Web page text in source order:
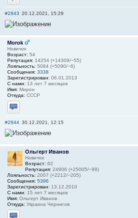
Отправить личное сообщение
#2843 20.12.2021, 15:29
Morok
Новичок
Возраст: 54
Репутация: 14254 (+14309/−55)
Лояльность: 5084 (+5090/−6)
Сообщения: 3338
Зарегистрирован: 06.01.2013
С нами: 13 лет 7 месяцев
Имя: Мирон
Откуда: СССР
Отправить личное сообщение
#2844 30.12.2021, 12:15
Ольгерт Иванов
Новичок
Возраст: 62
Репутация: 24906 (+25005/−99)
Лояльность: 2007 (+2212/−205)
Сообщения: 5396
Зарегистрирован: 13.12.2010
С нами: 15 лет 7 месяцев
Имя: Ольгерт Иванов
Откуда: Украина Чернигов